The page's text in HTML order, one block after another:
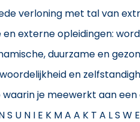
verloning met tal van
externe opleidingen:
duurzame en
en
waarin je meewerkt aan
S U N I E K M A A K T A L S W